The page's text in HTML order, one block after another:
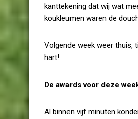
kanttekening dat wij wat
koukleumen waren de
Volgende week weer thuis,
hart!
De awards voor deze
Al binnen vijf minuten